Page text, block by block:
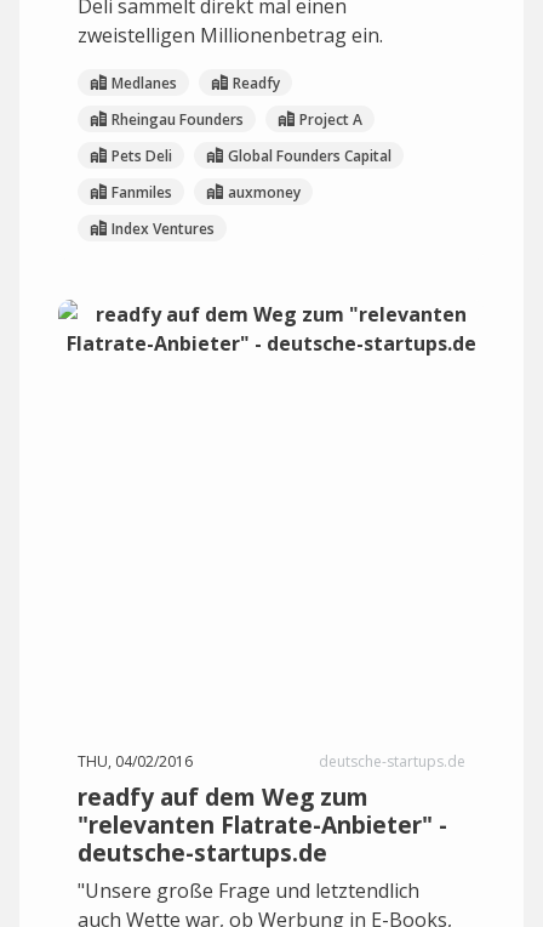
Deli sammelt direkt mal einen
zweistelligen Millionenbetrag ein.
Medlanes
Readfy
Rheingau Founders
Project A
Pets Deli
Global Founders Capital
Fanmiles
auxmoney
Index Ventures
THU, 04/02/2016 deutsche-startups.de
readfy auf dem Weg zum
"relevanten Flatrate-Anbieter" -
deutsche-startups.de
"Unsere große Frage und letztendlich
auch Wette war, ob Werbung in E-Books,